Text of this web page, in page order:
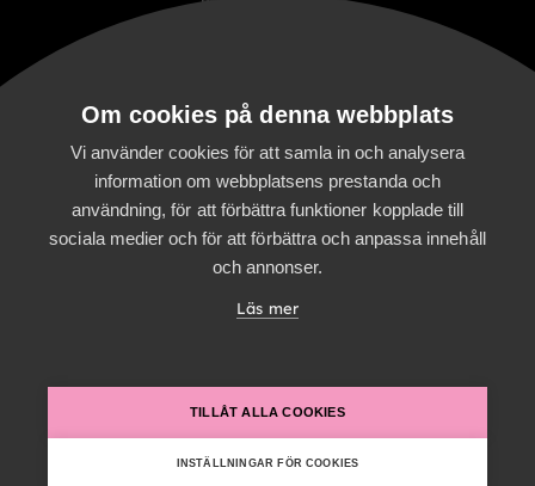
Personuppgifts-
Digitalist Cloud
Digitalist Finland
Om cookies på denna webbplats
Vi använder cookies för att samla in och analysera
information om webbplatsens prestanda och
användning, för att förbättra funktioner kopplade till
sociala medier och för att förbättra och anpassa innehåll
och annonser.
Läs mer
TILLÅT ALLA COOKIES
INSTÄLLNINGAR FÖR COOKIES